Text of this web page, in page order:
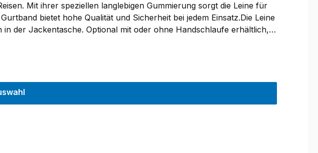
Mit ihrer speziellen langlebigen Gummierung sorgt die Leine für
bietet hohe Qualität und Sicherheit bei jedem Einsatz.Die Leine
der Jackentasche. Optional mit oder ohne Handschlaufe erhältlich,
Karabiner:Wir raten von der Verwendung bei großen / stark